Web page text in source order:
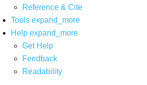
Reference & Cite
Tools expand_more
Help expand_more
Get Help
Feedback
Readability